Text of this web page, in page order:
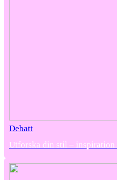
Debatt
Utforska din stil –